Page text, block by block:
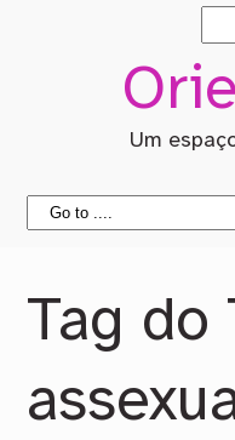
Um
Tag do